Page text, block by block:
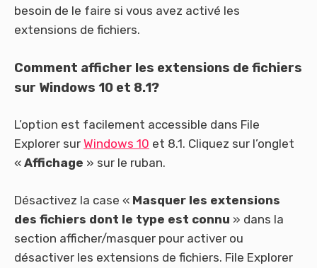
besoin de le faire si vous avez activé les
extensions de fichiers.
Comment afficher les extensions de fichiers
sur Windows 10 et 8.1?
L’option est facilement accessible dans File
Explorer sur Windows 10 et 8.1. Cliquez sur l’onglet
« Affichage » sur le ruban.
Désactivez la case « Masquer les extensions
des fichiers dont le type est connu » dans la
section afficher/masquer pour activer ou
désactiver les extensions de fichiers. File Explorer